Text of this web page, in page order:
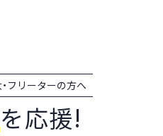
・フリーターの方へ
を応援!